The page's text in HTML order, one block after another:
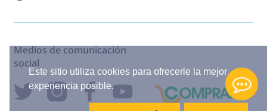
Este sitio utiliza cookies para ofrecerle la mejor
experiencia posible.
Medios de comunicación
social